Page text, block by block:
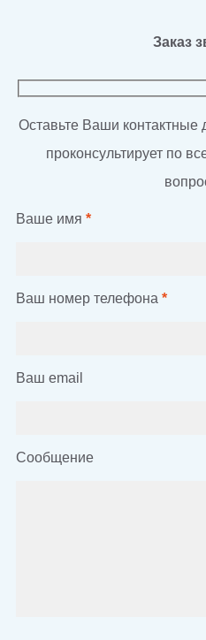
Заказ
Оставьте Ваши
проконсультирует по
Ваше имя *
Ваш номер телефона *
Ваш email
Сообщение